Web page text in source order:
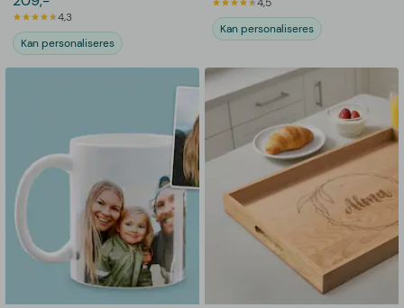
4,3
Kan personaliseres
Kan personaliseres